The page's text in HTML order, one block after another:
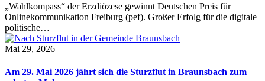
„Wahlkompass“ der Erzdiözese gewinnt Deutschen Preis für
Onlinekommunikation Freiburg (pef). Großer Erfolg für die digitale
politische…
Mai 29, 2026
Am 29. Mai 2026 jährt sich die Sturzflut in Braunsbach zum